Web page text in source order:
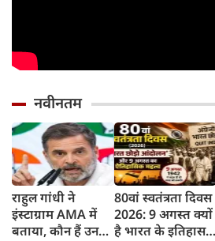
नवीनतम
राहुल गांधी ने
इंस्टाग्राम AMA में
बताया, कौन हैं उनका
80वां स्वतंत्रता दिवस
2026: 9 अगस्त क्यों
है भारत के इतिहास